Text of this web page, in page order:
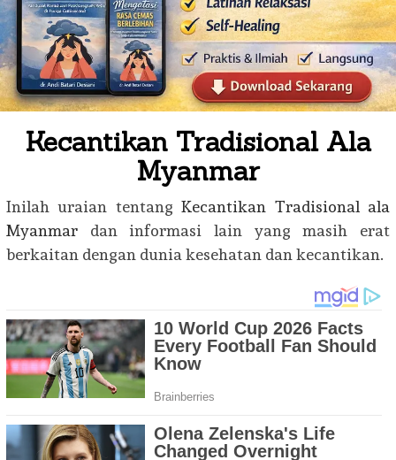
Kecantikan Tradisional Ala
Myanmar
Inilah uraian tentangKecantikan Tradisional ala
Myanmar dan informasi lain yang masih erat
berkaitan dengan dunia kesehatan dan kecantikan.